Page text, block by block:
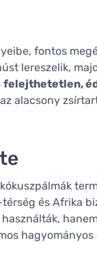
fontos
lereszelik,
felejthetetlen,
alacsony
és Afrika